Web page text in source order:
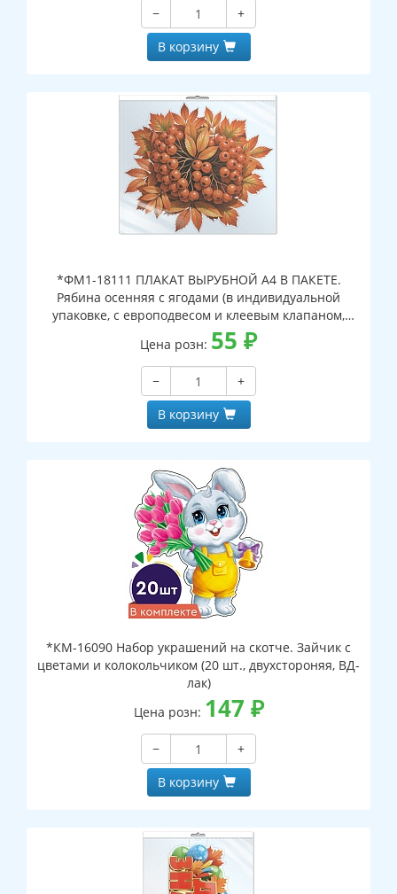
−
+
В корзину
*ФМ1-18111 ПЛАКАТ ВЫРУБНОЙ А4 В ПАКЕТЕ.
Рябина осенняя с ягодами (в индивидуальной
упаковке, с европодвесом и клеевым клапаном,
двухсторонний, ВД-лак)
Цена розн: 55 ₽
−
+
В корзину
*КМ-16090 Набор украшений на скотче. Зайчик с
цветами и колокольчиком (20 шт., двухстороняя, ВД-
лак)
Цена розн: 147 ₽
−
+
В корзину